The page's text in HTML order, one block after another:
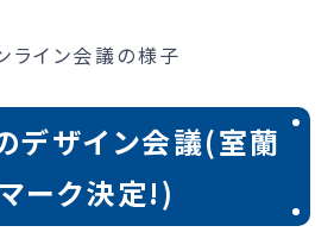
デザイン会議(室蘭
ーク決定!)